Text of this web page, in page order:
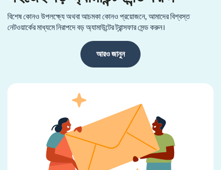
বিশেষ কোনও উপলক্ষ্যে অথবা আচমকা কোনও প্রয়োজনে, আমাদের বিশ্বস্ত
নেটওয়ার্কের মাধ্যমে নিরাপদে বড় অ্যামাউন্টের ট্রান্সফার সেন্ড করুন।
আরও জানুন